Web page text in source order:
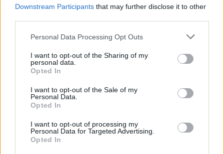
Downstream Participants that may further disclose it to other
Please note that this website/app uses one or more Google
not limited to your visit or usage behaviour. You may click to
grant or deny consent to Google and its third-party tags to
use your data for below specified purposes in below Google
consent section.
Personal Data Processing Opt Outs
I want to opt-out of the Sharing of my
personal data.
Opted In
I want to opt-out of the Sale of my
Personal Data.
Opted In
I want to opt-out of processing my
Personal Data for Targeted Advertising.
Opted In